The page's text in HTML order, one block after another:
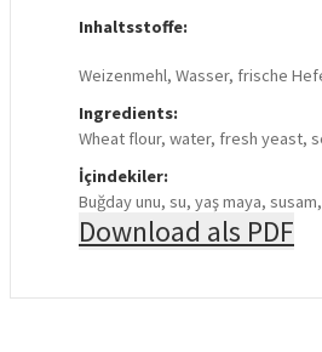
Inhaltsstoffe:
Weizenmehl, Wasser, frische
Ingredients:
Wheat flour, water, fresh yeast,
İçindekiler:
Buğday unu, su, yaş maya,
Download als PDF